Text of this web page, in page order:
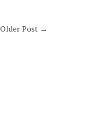
Older Post →